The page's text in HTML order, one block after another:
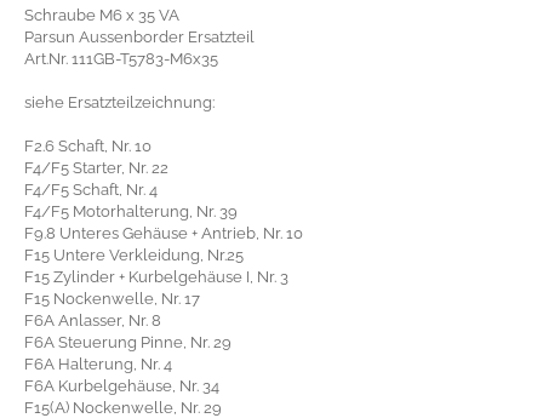
Schraube M6 x 35 VA
Parsun Aussenborder Ersatzteil
Art.Nr. 111GB-T5783-M6x35
siehe Ersatzteilzeichnung:
F2.6 Schaft, Nr. 10
F4/F5 Starter, Nr. 22
F4/F5 Schaft, Nr. 4
F4/F5 Motorhalterung, Nr. 39
F9.8 Unteres Gehäuse + Antrieb, Nr. 10
F15 Untere Verkleidung, Nr.25
F15 Zylinder + Kurbelgehäuse I, Nr. 3
F15 Nockenwelle, Nr. 17
F6A Anlasser, Nr. 8
F6A Steuerung Pinne, Nr. 29
F6A Halterung, Nr. 4
F6A Kurbelgehäuse, Nr. 34
F15(A) Nockenwelle, Nr. 29